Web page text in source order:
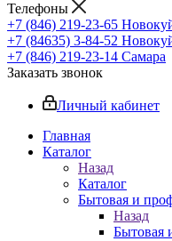
Телефоны
+7 (846) 219-23-65
+7 (84635) 3-84-52
+7 (846) 219-23-14 Самара
Заказать звонок
Личный кабинет
Главная
Каталог
Назад
Каталог
Бытовая и
Назад
Бытовая